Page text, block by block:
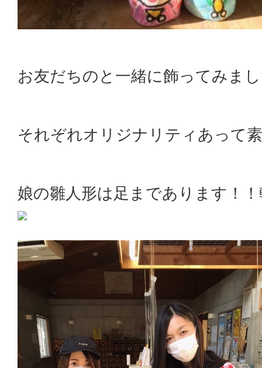
お友だちのと一緒に飾ってみま
それぞれオリジナリティあって
娘の雛人形は足まであります！